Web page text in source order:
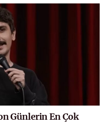
Günlerin En Çok